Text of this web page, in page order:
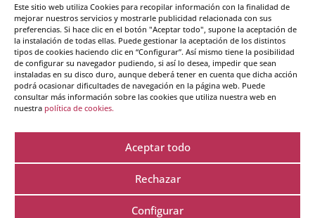
Este sitio web utiliza Cookies para recopilar información con la finalidad de
mejorar nuestros servicios y mostrarle publicidad relacionada con sus
preferencias. Si hace clic en el botón "Aceptar todo", supone la aceptación de
la instalación de todas ellas. Puede gestionar la aceptación de los distintos
tipos de cookies haciendo clic en “Configurar”. Así mismo tiene la posibilidad
de configurar su navegador pudiendo, si así lo desea, impedir que sean
instaladas en su disco duro, aunque deberá tener en cuenta que dicha acción
podrá ocasionar dificultades de navegación en la página web. Puede
consultar más información sobre las cookies que utiliza nuestra web en
nuestra política de cookies.
Aceptar todo
Rechazar
Configurar
27€pago único
Ver el taller